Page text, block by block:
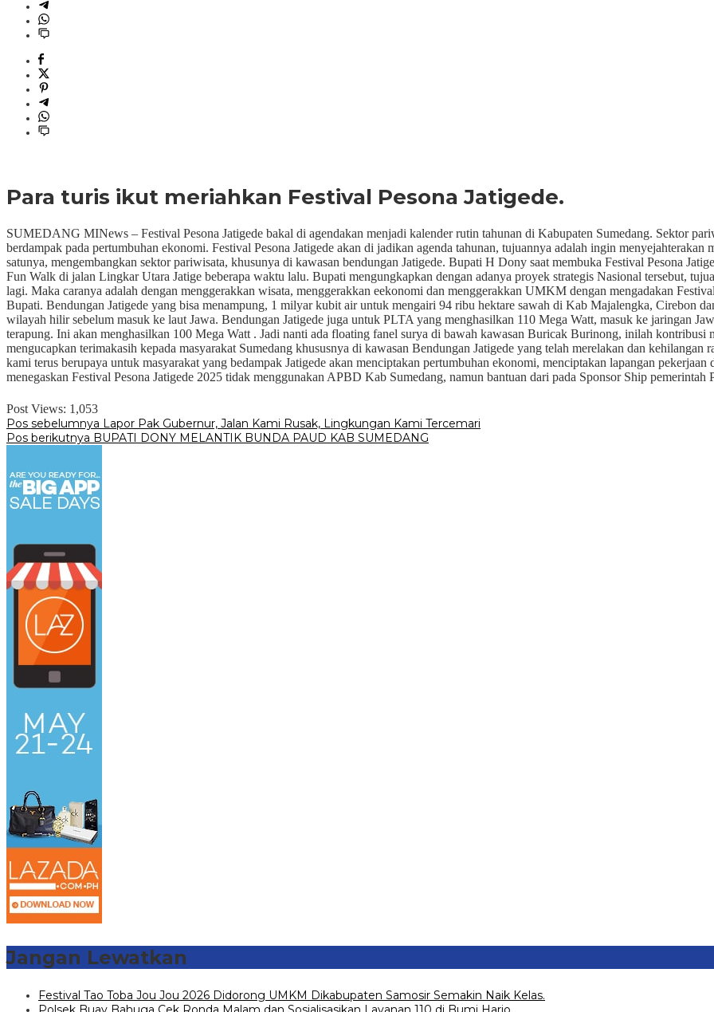
Para turis ikut meriahkan Festival Pesona Jatigede.
SUMEDANG MINews – Festival Pesona Jatigede bakal di agendakan menjadi kalender rutin tahunan di Kabupaten Sumedang. Sektor
berdampak pada pertumbuhan ekonomi. Festival Pesona Jatigede akan di jadikan agenda tahunan, tujuannya adalah ingin menyejahterakan
satunya, mengembangkan sektor pariwisata, khusunya di kawasan bendungan Jatigede. Bupati H Dony saat membuka Festival Pesona
Fun Walk di jalan Lingkar Utara Jatige beberapa waktu lalu. Bupati mengungkapkan dengan adanya proyek strategis Nasional tersebut,
lagi. Maka caranya adalah dengan menggerakkan wisata, menggerakkan eekonomi dan menggerakkan UMKM dengan mengadakan
Bupati. Bendungan Jatigede yang bisa menampung, 1 milyar kubit air untuk mengairi 94 ribu hektare sawah di Kab Majalengka, Cirebon
wilayah hilir sebelum masuk ke laut Jawa. Bendungan Jatigede juga untuk PLTA yang menghasilkan 110 Mega Watt, masuk ke jaringan
terapung. Ini akan menghasilkan 100 Mega Watt . Jadi nanti ada floating fanel surya di bawah kawasan Buricak Burinong, inilah kontribusi
mengucapkan terimakasih kepada masyarakat Sumedang khususnya di kawasan Bendungan Jatigede yang telah merelakan dan kehilangan
kami terus berupaya untuk masyarakat yang bedampak Jatigede akan menciptakan pertumbuhan ekonomi, menciptakan lapangan
menegaskan Festival Pesona Jatigede 2025 tidak menggunakan APBD Kab Sumedang, namun bantuan dari pada Sponsor Ship pemerintah
Post Views: 1,053
Navigasi
pos
Pos sebelumnya Lapor Pak Gubernur, Jalan Kami Rusak, Lingkungan Kami Tercemari
Pos berikutnya BUPATI DONY MELANTIK BUNDA PAUD KAB SUMEDANG
Jangan Lewatkan
Festival Tao Toba Jou Jou 2026 Didorong UMKM Dikabupaten Samosir Semakin Naik Kelas.